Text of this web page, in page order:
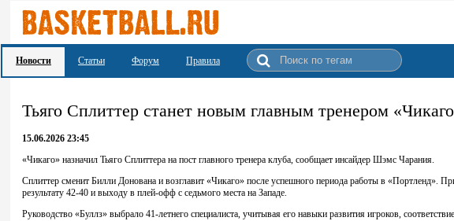
Новости Статьи Форум Правила
Тьяго Сплиттер станет новым главным тренером
15.06.2026 23:45
«Чикаго» назначил Тьяго Сплиттера на пост главного тренера клуба, сообщает инсайдер Шэмс Чарания.
Сплиттер сменит Билли Донована и возглавит «Чикаго» после успешного периода работы в «Портленд».
результату 42-40 и выходу в плей-офф с седьмого места на Западе.
Руководство «Буллз» выбрало 41-летнего специалиста, учитывая его навыки развития игроков,